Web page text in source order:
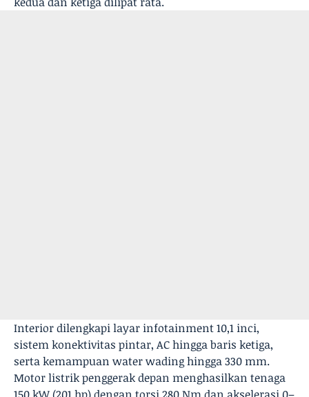
Interior dilengkapi layar infotainment 10,1 inci,
sistem konektivitas pintar, AC hingga baris ketiga,
serta kemampuan water wading hingga 330 mm.
Motor listrik penggerak depan menghasilkan tenaga